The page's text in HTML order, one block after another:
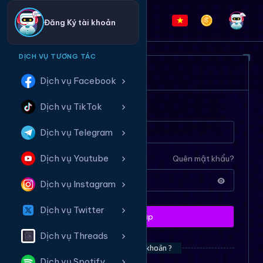
Đăng Ký tài khoản
DỊCH VỤ TƯƠNG TÁC
Dịch vụ Facebook
Dịch vụ TikTok
Dịch vụ Telegram
Dịch vụ Youtube
Dịch vụ Instagram
Dịch vụ Twitter
Dịch vụ Threads
ĐĂNG NHẬP HỆ THỐNG
Tên tài khoản
Quên mật khẩu?
Mật khẩu
Đăng nhập
Bạn chưa có tài khoản ?